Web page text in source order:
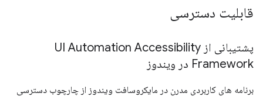
قابلیت دسترسی
پشتیبانی از UI Automation Accessibility
Framework در ویندوز
برنامه های کاربردی مدرن در مایکروسافت ویندوز از چارچوب دسترسی